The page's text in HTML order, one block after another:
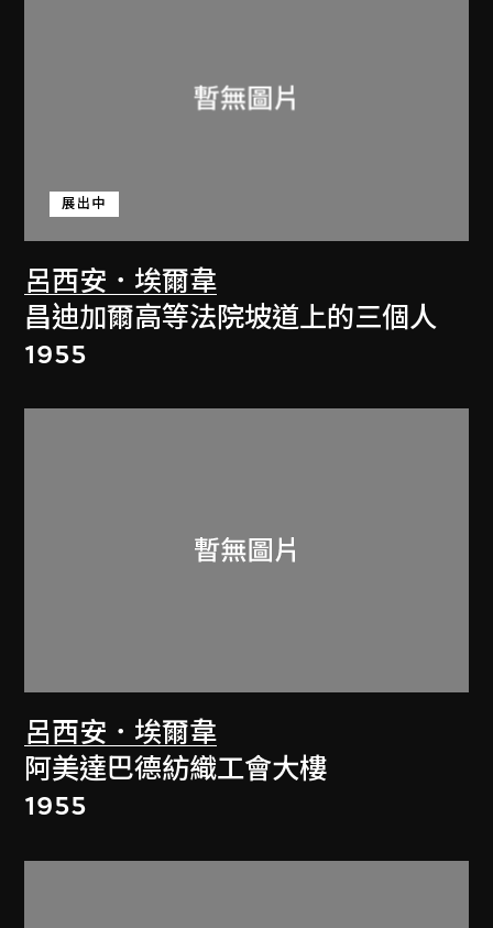
呂西安．埃爾韋
展出中
昌迪加爾高等法院坡道上的三個人
1955
呂西安．埃爾韋
阿美達巴德紡織工會大樓
1955